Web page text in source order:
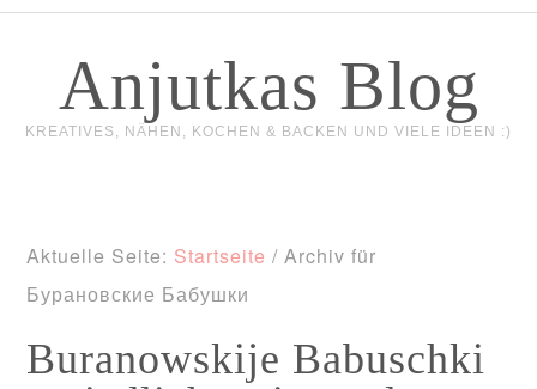
Anjutkas Blog
KREATIVES, NÄHEN, KOCHEN & BACKEN UND VIELE IDEEN :)
Aktuelle Seite: Startseite / Archiv für
Бурановские Бабушки
Buranowskije Babuschki